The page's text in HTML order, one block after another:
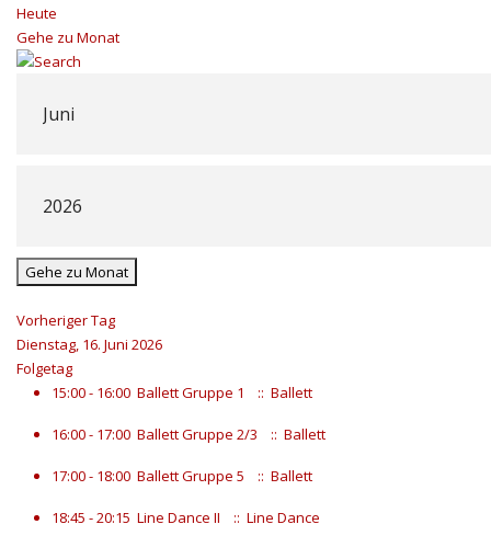
Heute
Gehe zu Monat
Gehe zu Monat
Vorheriger Tag
Dienstag, 16. Juni 2026
Folgetag
15:00 - 16:00 Ballett Gruppe 1 :: Ballett
16:00 - 17:00 Ballett Gruppe 2/3 :: Ballett
17:00 - 18:00 Ballett Gruppe 5 :: Ballett
18:45 - 20:15 Line Dance II :: Line Dance